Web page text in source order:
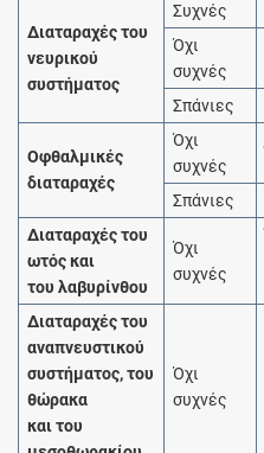
Διαταραχές του
νευρικού
συστήματος
Συχνές
Όχι
συχνές
Σπάνιες
Οφθαλμικές
διαταραχές
Όχι
συχνές
Σπάνιες
Διαταραχές του
ωτός και
του λαβυρίνθου
Όχι
συχνές
Διαταραχές του
αναπνευστικού
συστήματος, του
θώρακα
και του
Όχι
συχνές